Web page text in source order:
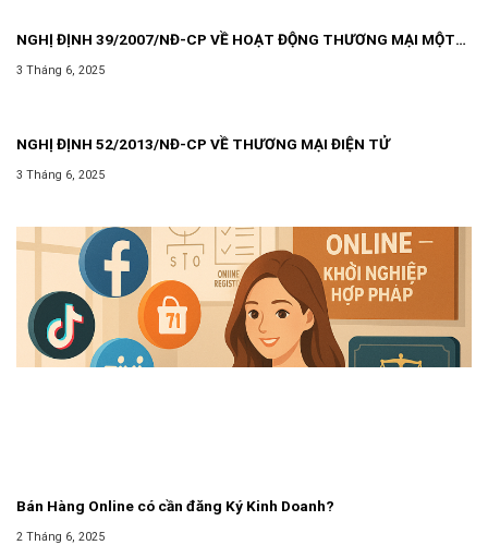
NGHỊ ĐỊNH 39/2007/NĐ-CP VỀ HOẠT ĐỘNG THƯƠNG MẠI MỘT
DOANH
3 Tháng 6, 2025
NGHỊ ĐỊNH 52/2013/NĐ-CP VỀ THƯƠNG MẠI ĐIỆN TỬ
3 Tháng 6, 2025
Bán Hàng Online có cần đăng Ký Kinh Doanh?
2 Tháng 6, 2025